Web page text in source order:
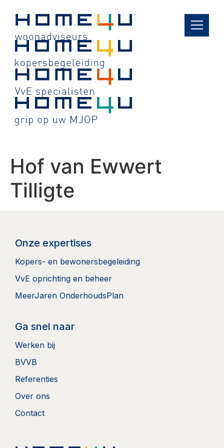
inhoud
Hof van Ewwert
Tilligte
Onze expertises
Kopers- en bewonersbegeleiding
VvE oprichting en beheer
MeerJaren OnderhoudsPlan
Ga snel naar
Werken bij
BVVB
Referenties
Over ons
Contact